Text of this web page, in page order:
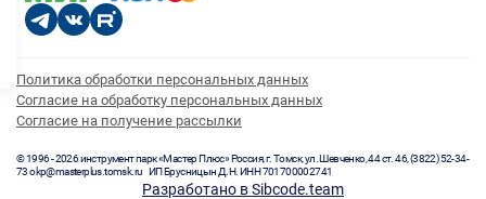
Политика обработки персональных данных
Согласие на обработку персональных данных
Согласие на получение рассылки
© 1996 - 2026 инструмент парк «Мастер Плюс» Россия, г. Томск, ул. Шевченко, 44 ст. 46, (3822) 52-34-
73 okp@masterplus.tomsk.ru ИП Брусницын Д.Н. ИНН 701700002741
Разработано в Sibcode.team